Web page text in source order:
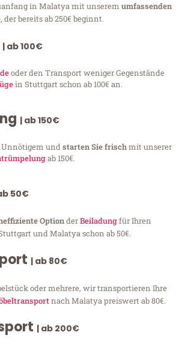
in Malatya mit unserem umfassenden
, der bereits ab 250€ beginnt.
| ab 100€
oder den Transport weniger Gegenstände
in Stuttgart schon ab 100€ an.
| ab 150€
Unnötigem undstarten Sie frischmit unserer
ab 150€.
50€
OptionderBeiladungfür Ihren
und Malatya schon ab 50€.
| ab 80€
oder mehrere, wir transportieren Ihre
nach Malatya preiswert ab 80€.
| ab 200€